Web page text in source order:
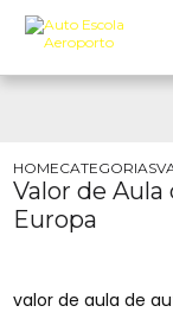
HOMECATEGORIAS
Valor de
Europa
valor de aula de